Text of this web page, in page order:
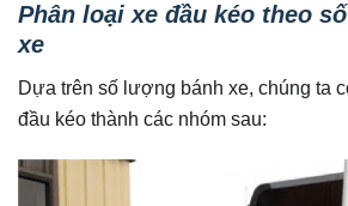
Phân loại xe đầu kéo theo
xe
Dựa trên số lượng bánh xe, chúng ta
đầu kéo thành các nhóm sau: